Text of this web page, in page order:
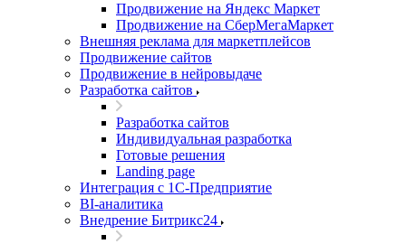
Продвижение на Яндекс Маркет
Продвижение на СберМегаМаркет
Внешняя реклама для маркетплейсов
Продвижение сайтов
Продвижение в нейровыдаче
Разработка сайтов
Разработка сайтов
Индивидуальная разработка
Готовые решения
Landing page
Интеграция с 1С-Предприятие
BI-аналитика
Внедрение Битрикс24